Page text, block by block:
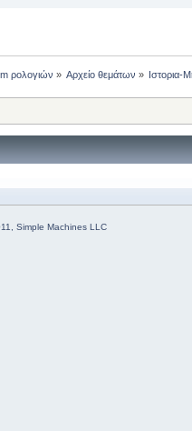
ρολογιών » Αρχείο θεμάτων » Ιστορια-
Simple Machines LLC